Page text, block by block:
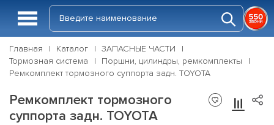
Главная Каталог
ЗАПАСНЫЕ ЧАСТИ
Тормозная система
Поршни, цилиндры, ремкомплекты
Ремкомплект тормозного суппорта задн. TOYOTA
Ремкомплект тормозного
суппорта задн. TOYOTA